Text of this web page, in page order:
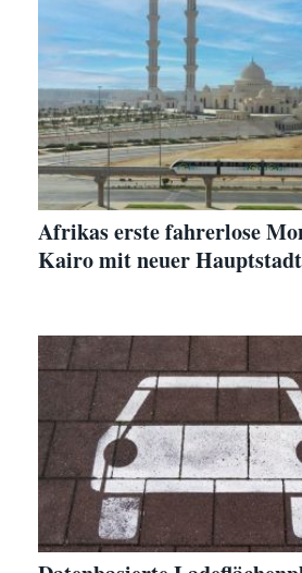
Afrikas erste fahrerlose
Kairo mit neuer Hauptstadt